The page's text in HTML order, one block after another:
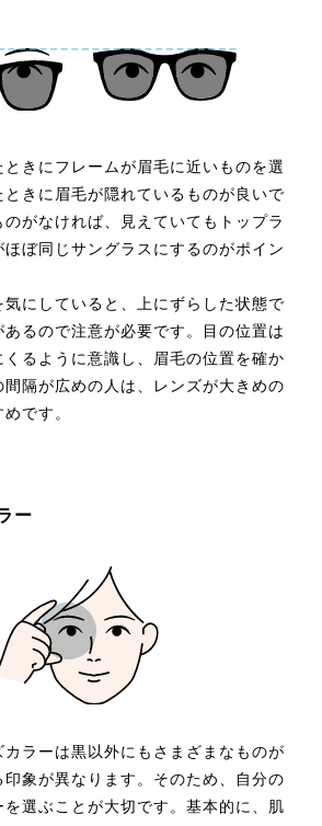
きにフレームが眉毛に近いものを選
きに眉毛が隠れているものが良いで
がなければ、見えていてもトップラ
ほぼ同じサングラスにするのがポイン
気にしていると、上にずらした状態で
るので注意が必要です。目の位置は
くるように意識し、眉毛の位置を確か
隔が広めの人は、レンズが大きめの
です。
ー
ラーは黒以外にもさまざまなものが
印象が異なります。そのため、自分の
を選ぶことが大切です。基本的に、肌